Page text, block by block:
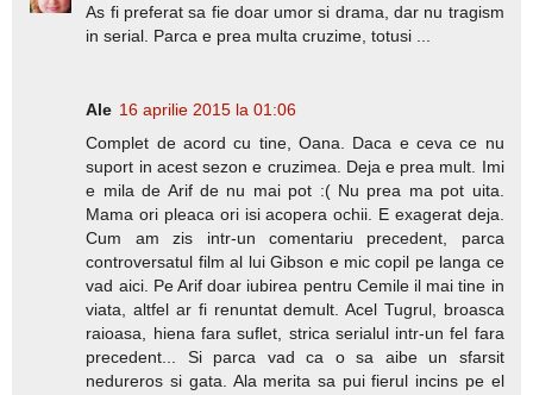
As fi preferat sa fie doar umor si drama, dar nu tragism
in serial. Parca e prea multa cruzime, totusi ...
Ale 16 aprilie 2015 la 01:06
Complet de acord cu tine, Oana. Daca e ceva ce nu
suport in acest sezon e cruzimea. Deja e prea mult. Imi
e mila de Arif de nu mai pot :( Nu prea ma pot uita.
Mama ori pleaca ori isi acopera ochii. E exagerat deja.
Cum am zis intr-un comentariu precedent, parca
controversatul film al lui Gibson e mic copil pe langa ce
vad aici. Pe Arif doar iubirea pentru Cemile il mai tine in
viata, altfel ar fi renuntat demult. Acel Tugrul, broasca
raioasa, hiena fara suflet, strica serialul intr-un fel fara
precedent... Si parca vad ca o sa aibe un sfarsit
nedureros si gata. Ala merita sa pui fierul incins pe el